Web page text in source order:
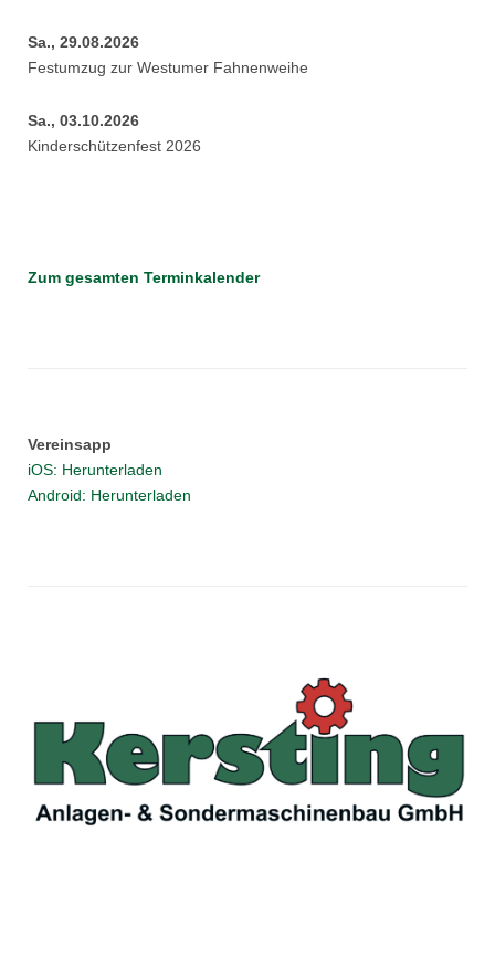
Sa., 29.08.2026
Festumzug zur Westumer Fahnenweihe
Sa., 03.10.2026
Kinderschützenfest 2026
Zum gesamten Terminkalender
Vereinsapp
iOS: Herunterladen
Android: Herunterladen